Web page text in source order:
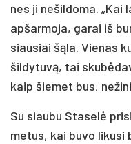
nes ji ne­šil­do­ma.
ap­šar­mo­ja, ga­rai iš
siau­siai šą­la. Vie­nas
šil­dy­tu­vą, tai
kaip šie­met bus,
Su siau­bu Sta­se­lė
me­tus, kai bu­vo li­ku­si